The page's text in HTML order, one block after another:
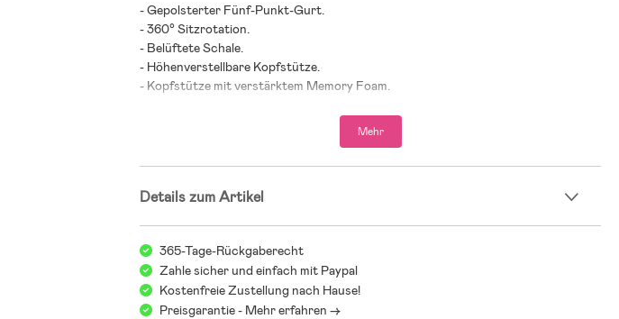
- Gepolsterter Fünf-Punkt-Gurt.
- 360° Sitzrotation.
- Belüftete Schale.
- Höhenverstellbare Kopfstütze.
- Kopfstütze mit verstärktem Memory Foam.
- Mit dem Easy Grow System kannst Du die Kopfstütze und den Gurt mit einem
- Herausnehmbare Neugeboreneneinlage.
- Altersempfehlung: ab Geburt bis 12 Jahre.
- Empfohlene Größe: 40–150 cm.
- Rückwärtsgerichtete Verwendung bis zu 4 Jahren möglich.
Mehr
Details zum Artikel
365-Tage-Rückgaberecht
Zahle sicher und einfach mit Paypal
Kostenfreie Zustellung nach Hause!
Preisgarantie - Mehr erfahren ->